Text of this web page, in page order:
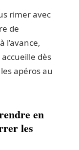
rimer avec
de
l’avance,
accueille dès
apéros au
en
les